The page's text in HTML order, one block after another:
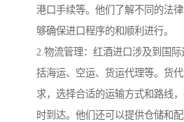
港口手续等。他们了解不同的法
够确保进口程序的和顺利进行。
2.物流管理：红酒进口涉及到国
括海运、空运、货运代理等。货
求，选择合适的运输方式和路线
时到达。他们还可以提供仓储和